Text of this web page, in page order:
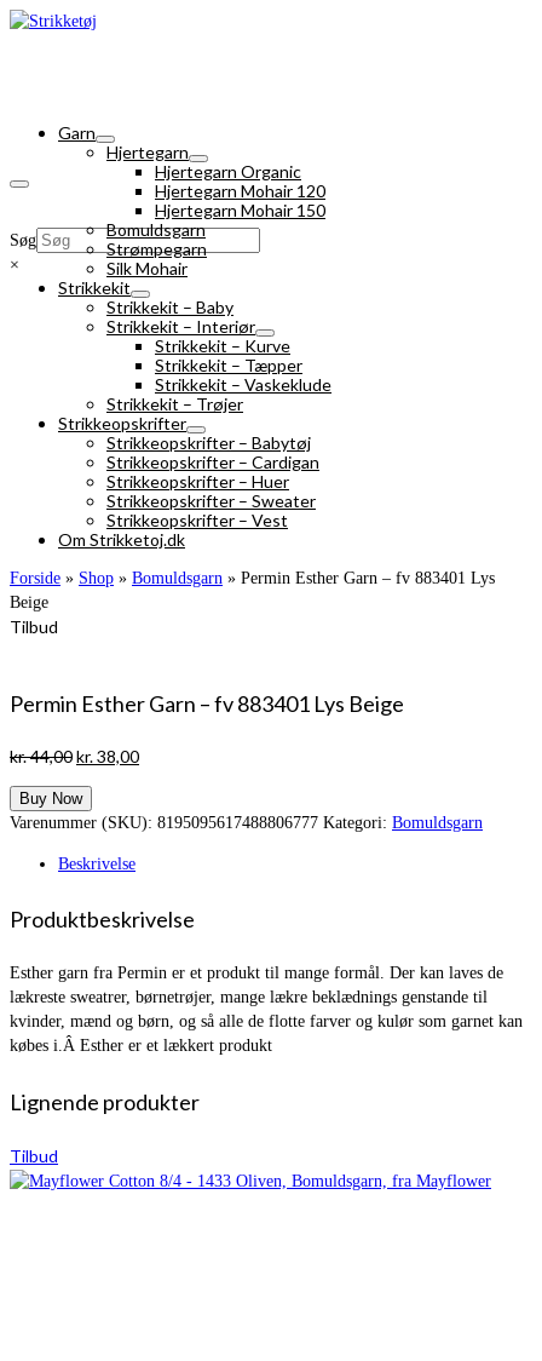
Søg
×
Garn
Hjertegarn
Hjertegarn Organic
Hjertegarn Mohair 120
Hjertegarn Mohair 150
Bomuldsgarn
Strømpegarn
Silk Mohair
Strikkekit
Strikkekit – Baby
Strikkekit – Interiør
Strikkekit – Kurve
Strikkekit – Tæpper
Strikkekit – Vaskeklude
Strikkekit – Trøjer
Strikkeopskrifter
Strikkeopskrifter – Babytøj
Strikkeopskrifter – Cardigan
Strikkeopskrifter – Huer
Strikkeopskrifter – Sweater
Strikkeopskrifter – Vest
Om Strikketoj.dk
Forside » Shop » Bomuldsgarn » Permin Esther Garn – fv 883401 Lys
Beige
Tilbud
Permin Esther Garn – fv 883401 Lys Beige
kr.44,00Den
pris
var:
kr.38,00Den
er:
Buy Now
Varenummer (SKU): 8195095617488806777 Kategori: Bomuldsgarn
Beskrivelse
Produktbeskrivelse
Esther garn fra Permin er et produkt til mange formål. Der kan laves de
lækreste sweatrer, børnetrøjer, mange lækre beklædnings genstande til
kvinder, mænd og børn, og så alle de flotte farver og kulør som garnet kan
købes i.Â Esther er et lækkert produkt
Lignende produkter
Tilbud